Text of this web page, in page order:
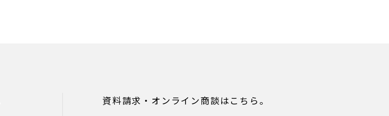
資料請求・オンライン商談はこちら。